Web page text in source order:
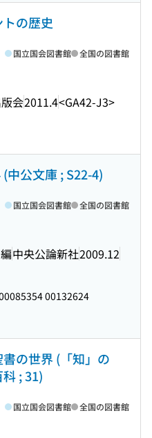
の歴史
会2011.4<GA42-J3>
国立国会図書館 全国の図書館
中公文庫 ; S22-4)
中央公論新社2009.12
国立国会図書館 全国の図書館
00132624
の世界 (「知」の
; 31)
国立国会図書館 全国の図書館